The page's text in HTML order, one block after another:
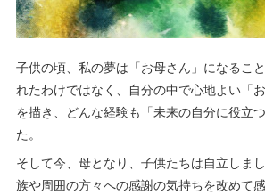
子供の頃、私の夢は「お母さん」になるこ
れたわけではなく、自分の中で心地よい「
を描き、どんな経験も「未来の自分に役立
た。
そして今、母となり、子供たちは自立しま
族や周囲の方々への感謝の気持ちを改めて